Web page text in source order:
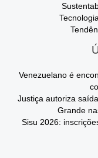
Venezuelano é
Justiça autoriza
Grande
Sisu 2026: